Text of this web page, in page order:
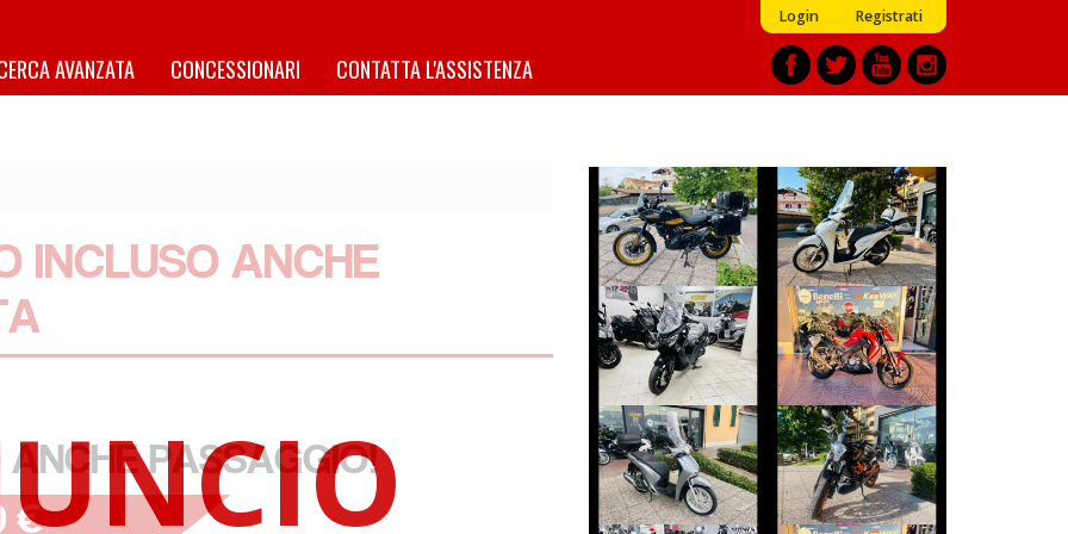
Login Registrati
AVANZATA CONCESSIONARI CONTATTA L'ASSISTENZA
INCLUSO ANCHE
PASSAGGIO!
€
ROYAL-ENFIELD
HIMALAYAN
€ 4.999 €
HONDA SH
€ 2.890 €
SYM JOYRIDE
€ 4.290 €
KEEWAY RKF
€ 2.800 €
HONDA SH
€ 1.999 €
KTM DUKE-390
€ 2.990 €